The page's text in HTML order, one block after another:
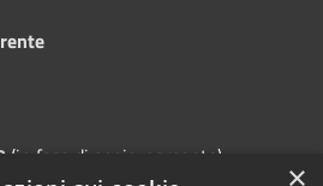
(in fase di aggiornamento)
×